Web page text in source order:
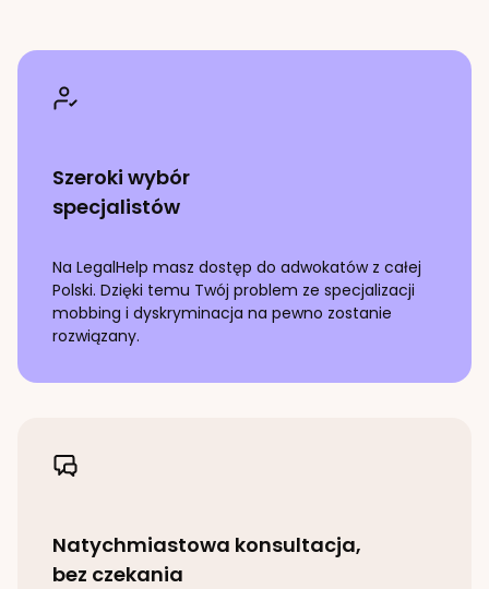
Szeroki wybór
specjalistów
Na LegalHelp masz dostęp do adwokatów z całej
Polski. Dzięki temu Twój problem ze specjalizacji
mobbing i dyskryminacja na pewno zostanie
rozwiązany.
Natychmiastowa konsultacja,
bez czekania